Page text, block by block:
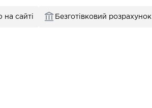
на сайті Безготівковий розрахунок